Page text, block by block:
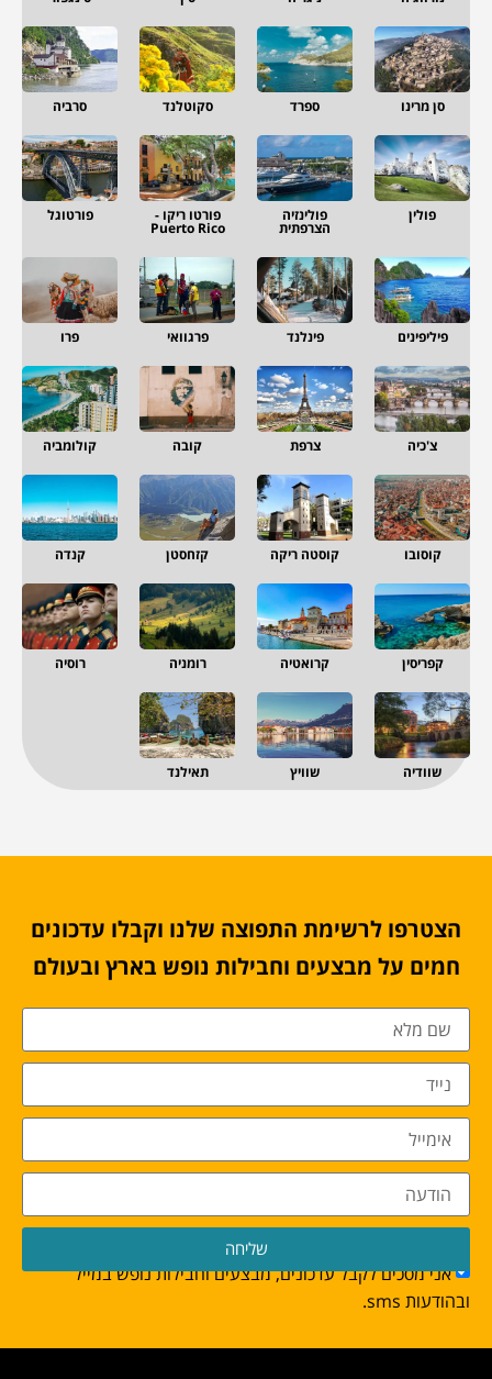
סן מרינו ספרד סקוטלנד סרביה
פולין פולינזיה
הצרפתית
פורטו ריקו -
Puerto Rico
פורטוגל
פיליפינים פינלנד פרגוואי פרו
צ'כיה צרפת קובה קולומביה
קוסובו קוסטה ריקה קזחסטן קנדה
קפריסין קרואטיה רומניה רוסיה
שוודיה שוויץ תאילנד
הצטרפו לרשימת התפוצה שלנו וקבלו עדכונים
חמים על מבצעים וחבילות נופש בארץ ובעולם
אני מסכים לקבל עדכונים, מבצעים וחבילות נופש במייל
ובהודעות sms.
שליחה